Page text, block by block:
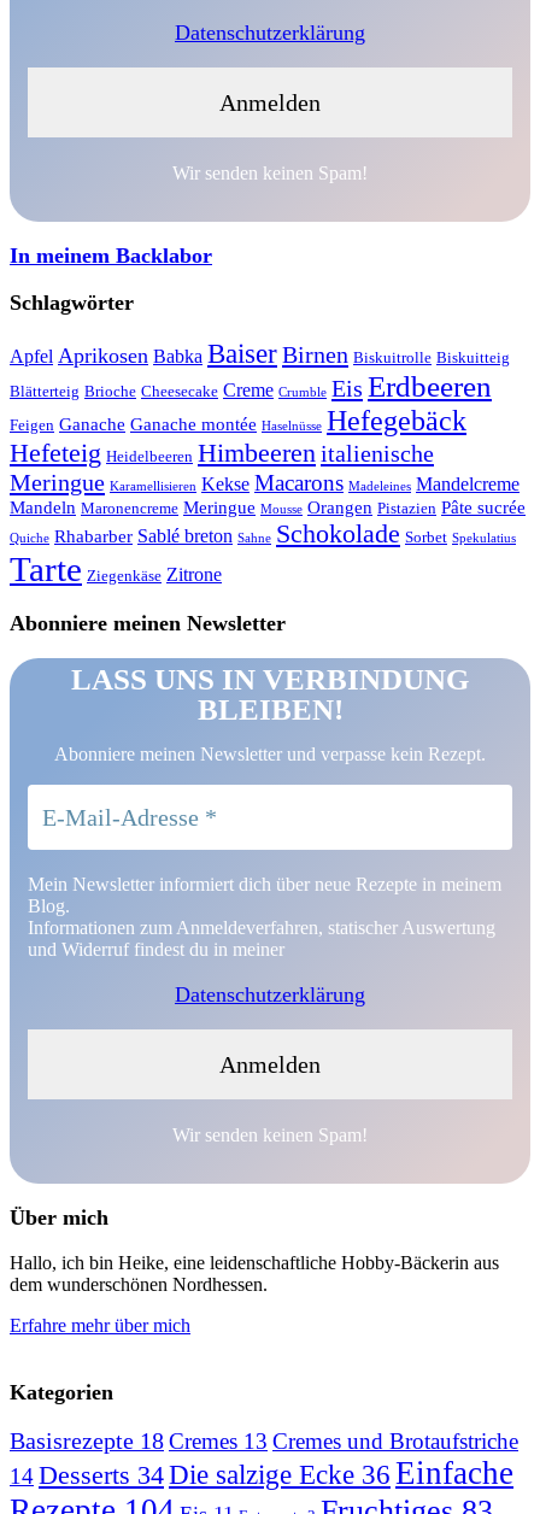
Datenschutzerklärung
Wir senden keinen Spam!
In meinem Backlabor
Schlagwörter
Apfel Aprikosen Babka BaiserBirnen Biskuitrolle Biskuitteig
Blätterteig Brioche Cheesecake Creme Crumble Eis Erdbeeren
Feigen Ganache Ganache montée Haselnüsse Hefegebäck
Hefeteig Heidelbeeren Himbeerenitalienische
Meringue Karamellisieren Kekse Macarons Madeleines Mandelcreme
Mandeln Maronencreme Meringue Mousse Orangen Pistazien Pâte sucrée
Quiche Rhabarber Sablé breton Sahne Schokolade Sorbet Spekulatius
Tarte Ziegenkäse Zitrone
Abonniere meinen Newsletter
LASS UNS IN VERBINDUNG
BLEIBEN!
Abonniere meinen Newsletter und verpasse kein Rezept.
Mein Newsletter informiert dich über neue Rezepte in meinem
Blog.
Informationen zum Anmeldeverfahren, statischer Auswertung
und Widerruf findest du in meiner
Datenschutzerklärung
Wir senden keinen Spam!
Über mich
Hallo, ich bin Heike, eine leidenschaftliche Hobby-Bäckerin aus
dem wunderschönen Nordhessen.
Erfahre mehr über mich
Kategorien
Basisrezepte 18Cremes 13 Cremes und Brotaufstriche
14Desserts 34Die salzige Ecke 36 Einfache